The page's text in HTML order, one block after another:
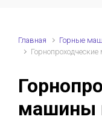
Главная
Горные
машины